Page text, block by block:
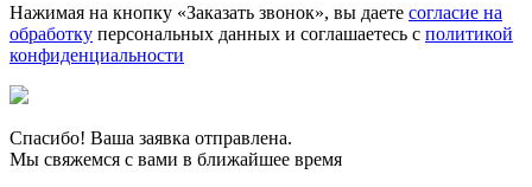
Нажимая на кнопку «Заказать звонок», вы даете согласие на
обработку персональных данных и соглашаетесь c политикой
конфиденциальности
Спасибо! Ваша заявка отправлена.
Мы свяжемся с вами в ближайшее время